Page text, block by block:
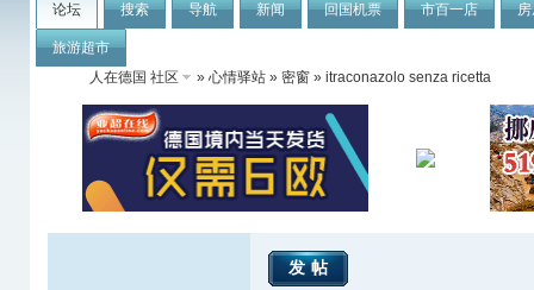
论坛 搜索 导航 新闻 回国机票 市百一店
旅游超市
人在德国 社区
» 心情驿站 » 密窗 » itraconazolo senza ricetta
发帖